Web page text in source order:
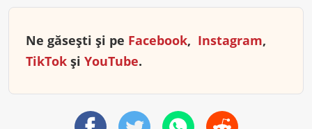
Ne găsești și pe Facebook, Instagram,
TikTok și YouTube.